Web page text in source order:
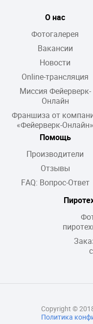
О нас
Фотогалерея
Вакансии
Новости
Online-трансляция
Миссия Фейерверк-
Онлайн
Франшиза от
«Фейерверк-Онлайн»
Помощь
Производители
Отзывы
FAQ: Вопрос-Ответ
Copyright ©
Политика